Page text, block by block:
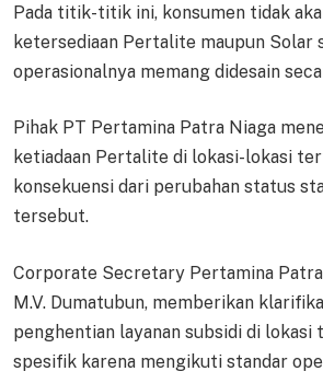
Pada titik-titik ini, konsumen tidak
ketersediaan Pertalite maupun Solar
operasionalnya memang didesain
Pihak PT Pertamina Patra Niaga
ketiadaan Pertalite di lokasi-lokasi
konsekuensi dari perubahan status
tersebut.
Corporate Secretary Pertamina
M.V. Dumatubun, memberikan
penghentian layanan subsidi di
spesifik karena mengikuti standar